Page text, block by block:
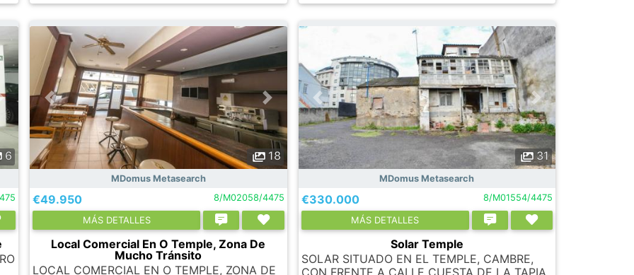
6 18
MDomus Metasearch
€49.950 8/M02058/4475
МÁS DETALLES
Local Comercial En O Temple, Zona De
Mucho Tránsito
LOCAL COMERCIAL EN O TEMPLE, ZONA DE
31
MDomus Metasearch
€330.000 8/M01554/4475
МÁS DETALLES
Solar Temple
SOLAR SITUADO EN EL TEMPLE, CAMBRE,
CON FRENTE A CALLE CUESTA DE LA TAPIA